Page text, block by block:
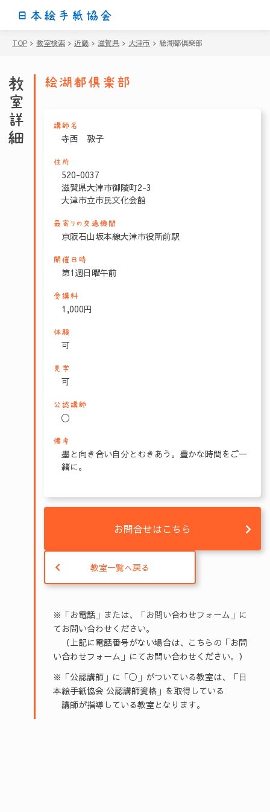
日本絵手紙協会
TOP > 教室検索 > 近畿 > 滋賀県 > 大津市 > 絵湖都倶楽部
教室詳細 絵湖都倶楽部
講師名
寺西 敦子
住所
520-0037
滋賀県大津市御陵町2-3
大津市立市民文化会館
最寄りの交通機関
京阪石山坂本線大津市役所前駅
開催日時
第1週日曜午前
受講料
1,000円
体験
可
見学
可
公認講師
〇
備考
墨と向き合い自分とむきあう。豊かな時間をご一
緒に。
お問合せはこちら
教室一覧へ戻る
※「お電話」または、「お問い合わせフォーム」に
てお問い合わせください。
（上記に電話番号がない場合は、こちらの「お問
い合わせフォーム」にてお問い合わせください。）
※「公認講師」に「◯」がついている教室は、「日
本絵手紙協会 公認講師資格」を取得している
講師が指導している教室となります。